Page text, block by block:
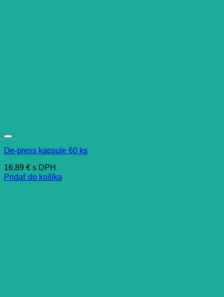
De-press kapsule 60 ks
16,89 € s DPH
Pridať do košíka